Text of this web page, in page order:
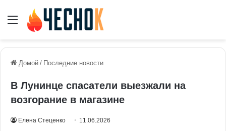
Меню
Домой / Последние новости
В Лунинце спасатели выезжали на
возгорание в магазине
Елена Стеценко 11.06.2026